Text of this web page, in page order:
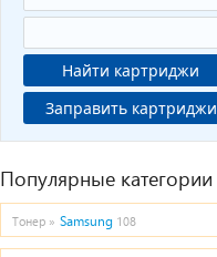
Найти картриджи
Заправить картриджи
Популярные категории
Тонер » Samsung 108